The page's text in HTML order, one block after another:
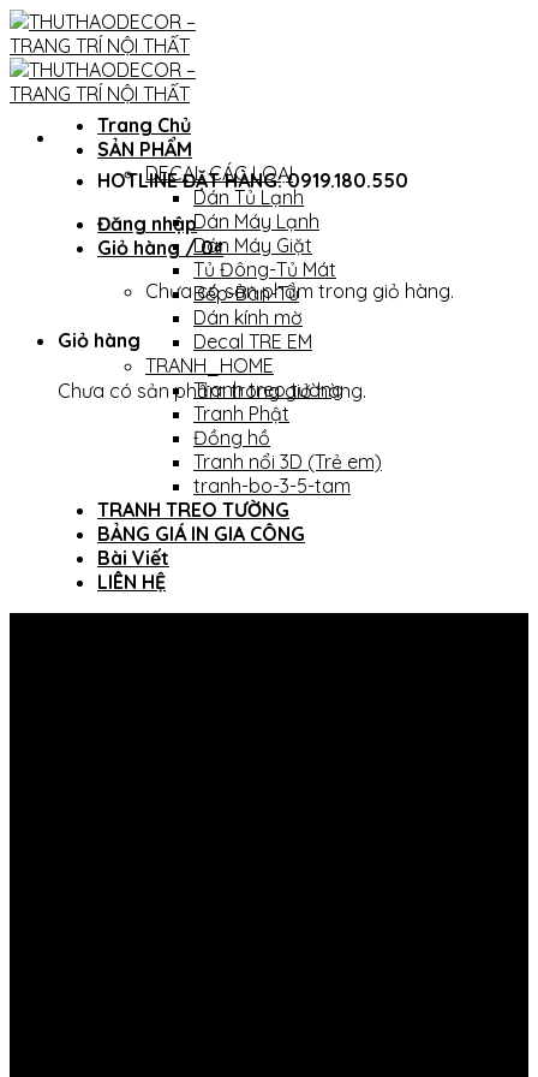
Skip
to
content
HOTLINE ĐẶT HÀNG: 0919.180.550
Đăng nhập
Giỏ hàng /0₫
Chưa có sản phẩm trong giỏ hàng.
Giỏ hàng
Chưa có sản phẩm trong giỏ hàng.
Trang Chủ
SẢN PHẨM
DECAL CÁC LOẠI
Dán Tủ Lạnh
Dán Máy Lạnh
Dán Máy Giặt
Tủ Đông-Tủ Mát
Bếp-Bàn-Tủ
Dán kính mờ
Decal TRE EM
TRANH_HOME
Tranh treo tường
Tranh Phật
Đồng hồ
Tranh nổi 3D (Trẻ em)
tranh-bo-3-5-tam
TRANH TREO TƯỜNG
BẢNG GIÁ IN GIA CÔNG
Bài Viết
LIÊN HỆ